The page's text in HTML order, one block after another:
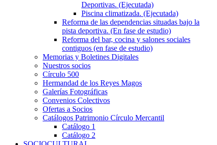
Deportivas. (Ejecutada)
Piscina climatizada. (Ejecutada)
Reforma de las dependencias situadas bajo la
pista deportiva. (En fase de estudio)
Reforma del bar, cocina y salones sociales
contiguos (en fase de estudio)
Memorias y Boletines Digitales
Nuestros socios
Círculo 500
Hermandad de los Reyes Magos
Galerías Fotográficas
Convenios Colectivos
Ofertas a Socios
Catálogos Patrimonio Círculo Mercantil
Catálogo 1
Catálogo 2